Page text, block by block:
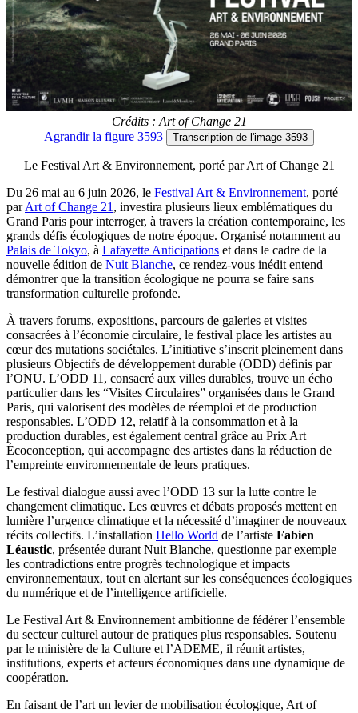
Crédits : Art of Change 21
Agrandirla figure 3593 Transcription de l'image 3593
Le Festival Art & Environnement, porté par Art of Change 21
Du 26 mai au 6 juin 2026, le Festival Art & Environnement, porté
parArt of Change 21 , investira plusieurs lieux emblématiques du
Grand Paris pour interroger, à travers la création contemporaine, les
grands défis écologiques de notre époque. Organisé notamment au
Palais de Tokyo, à Lafayette Anticipations et dans le cadre de la
nouvelle édition de Nuit Blanche, ce rendez-vous inédit entend
démontrer que la transition écologique ne pourra se faire sans
transformation culturelle profonde.
À travers forums, expositions, parcours de galeries et visites
consacrées à l’économie circulaire, le festival place les artistes au
cœur des mutations sociétales. L’initiative s’inscrit pleinement dans
plusieurs Objectifs de développement durable (ODD) définis par
l’ONU. L’ODD 11, consacré aux villes durables, trouve un écho
particulier dans les “Visites Circulaires” organisées dans le Grand
Paris, qui valorisent des modèles de réemploi et de production
responsables. L’ODD 12, relatif à la consommation et à la
production durables, est également central grâce au Prix Art
Écoconception, qui accompagne des artistes dans la réduction de
l’empreinte environnementale de leurs pratiques.
Le festival dialogue aussi avec l’ODD 13 sur la lutte contre le
changement climatique. Les œuvres et débats proposés mettent en
lumière l’urgence climatique et la nécessité d’imaginer de nouveaux
récits collectifs. L’installation Hello World de l’artiste Fabien
Léaustic, présentée durant Nuit Blanche, questionne par exemple
les contradictions entre progrès technologique et impacts
environnementaux, tout en alertant sur les conséquences écologiques
du numérique et de l’intelligence artificielle.
Le Festival Art & Environnement ambitionne de fédérer l’ensemble
du secteur culturel autour de pratiques plus responsables. Soutenu
par le ministère de la Culture et l’ADEME, il réunit artistes,
institutions, experts et acteurs économiques dans une dynamique de
coopération.
En faisant de l’art un levier de mobilisation écologique, Art of